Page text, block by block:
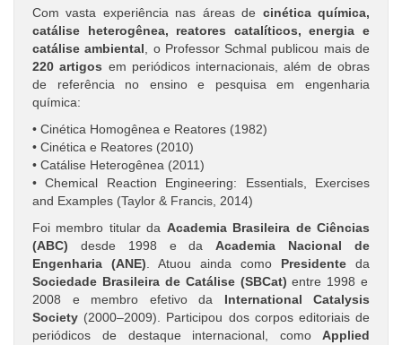
Com vasta experiência nas áreas de cinética química,
catálise heterogênea, reatores catalíticos, energia e
catálise ambiental , o Professor Schmal publicou mais de
220 artigos em periódicos internacionais, além de obras
de referência no ensino e pesquisa em engenharia
química:
• Cinética Homogênea e Reatores (1982)
• Cinética e Reatores (2010)
• Catálise Heterogênea (2011)
• Chemical Reaction Engineering: Essentials, Exercises
and Examples (Taylor & Francis, 2014)
Foi membro titular da Academia Brasileira de Ciências
(ABC) desde 1998 e daAcademia Nacional de
Engenharia (ANE) . Atuou ainda como Presidente da
Sociedade Brasileira de Catálise (SBCat) entre 1998 e
2008 e membro efetivo da International Catalysis
Society (2000–2009). Participou dos corpos editoriais de
periódicos de destaque internacional, como Applied